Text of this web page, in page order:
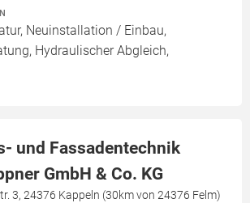
Neuinstallation / Einbau,
Hydraulischer Abgleich,
und Fassadentechnik
GmbH & Co. KG
3, 24376 Kappeln (30km von 24376 Felm)